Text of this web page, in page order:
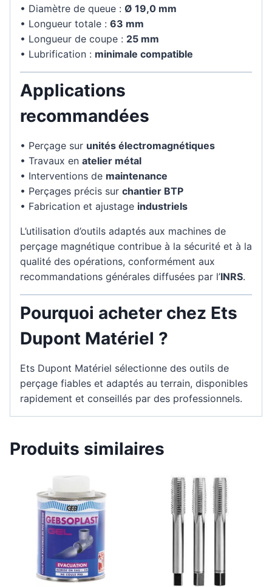
• Diamètre de queue : Ø 19,0 mm
• Longueur totale : 63 mm
• Longueur de coupe : 25 mm
• Lubrification : minimale compatible
Applications
recommandées
• Perçage sur unités électromagnétiques
• Travaux en atelier métal
• Interventions de maintenance
• Perçages précis sur chantier BTP
• Fabrication et ajustage industriels
L’utilisation d’outils adaptés aux machines de
perçage magnétique contribue à la sécurité et à la
qualité des opérations, conformément aux
recommandations générales diffusées par l’INRS.
Pourquoi acheter chez Ets
Dupont Matériel ?
Ets Dupont Matériel sélectionne des outils de
perçage fiables et adaptés au terrain, disponibles
rapidement et conseillés par des professionnels.
Produits similaires